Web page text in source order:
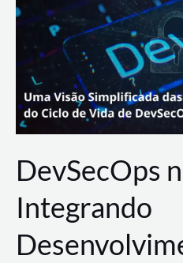
Rural
DevSecOps
Integrando